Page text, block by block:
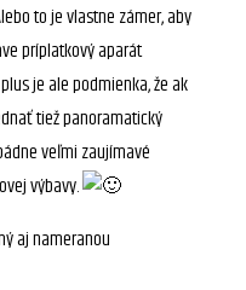
to je vlastne zámer, aby
príplatkový aparát
je ale podmienka, že ak
tiež panoramatický
veľmi zaujímavé
výbavy.
aj nameranou